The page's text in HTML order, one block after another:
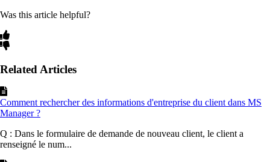
Was this article helpful?
Related Articles
Comment rechercher des informations d'entreprise du client dans MS
Manager ?
Q : Dans le formulaire de demande de nouveau client, le client a
renseigné le num...